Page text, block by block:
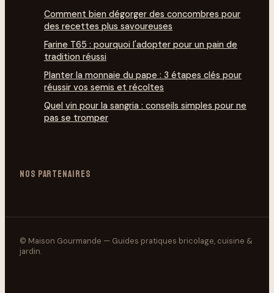
Comment bien dégorg­er des concombres pour
des recettes plus savoureuses
Farine T65 : pourquoi l'adopter pour un pain de
tradition réussi
Planter la monnaie du pape : 3 étapes clés pour
réussir vos semis et récoltes
Quel vin pour la sangria : conseils simples pour ne
pas se tromper
NOS PARTENAIRES
© Maison Gourmande — Guides pratiques bricolage, cuisine &
jardin.